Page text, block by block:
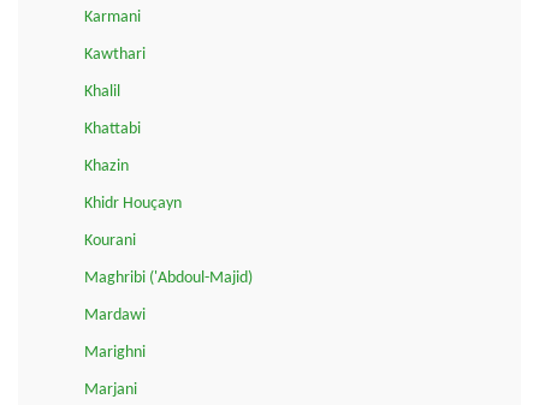
Karmani
Kawthari
Khalil
Khattabi
Khazin
Khidr Houçayn
Kourani
Maghribi ('Abdoul-Majid)
Mardawi
Marighni
Marjani